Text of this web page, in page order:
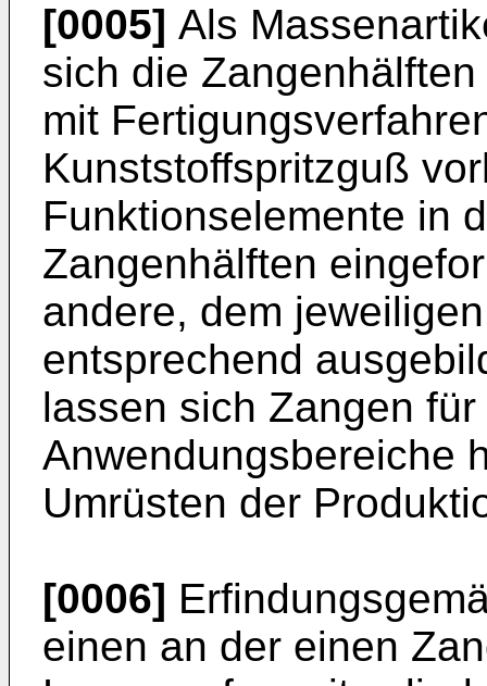
[0005] Als
sich die
mit
Kunststoffspritzguß
Funktionselemente in
Zangenhälften
andere, dem
entsprechend
lassen sich Zangen
Anwendungsbereiche
Umrüsten der
[0006]
einen an der einen